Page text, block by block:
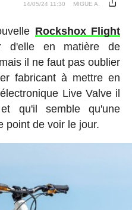
14/05/24 11:30 MIGUE A.
Rockshox Flight
en matière de
il ne faut pas oublier
fabricant à mettre en
Live Valve il
qu'il semble qu'une
point de voir le jour.